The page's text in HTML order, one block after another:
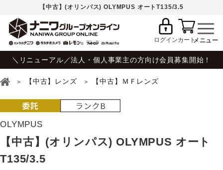
【中古】(オリンパス) OLYMPUS オートT135/3.5
ログインカート
＼リニューアル／法人・個人事業主の方向け会員募集開始！
【中古】レンズ 【中古】ＭＦレンズ
OLYMPUS
【中古】(オリンパス) OLYMPUS オート
T135/3.5